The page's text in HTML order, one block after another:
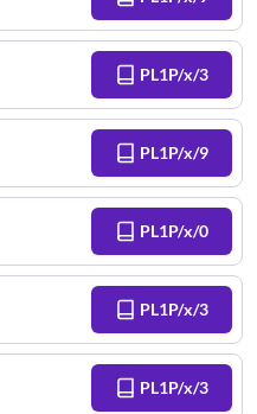
PL1P/x/3
PL1P/x/9
PL1P/x/0
PL1P/x/3
PL1P/x/3